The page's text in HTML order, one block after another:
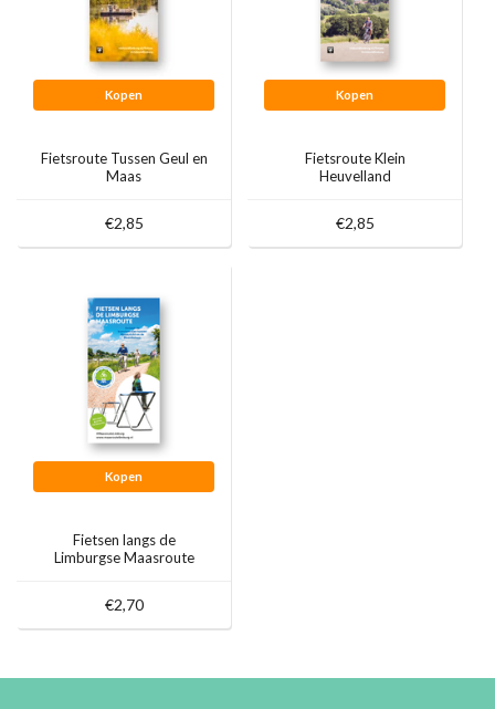
Kopen
Fietsroute Tussen Geul en
Maas
€2,85
Kopen
Fietsroute Klein
Heuvelland
€2,85
Kopen
Fietsen langs de
Limburgse Maasroute
€2,70